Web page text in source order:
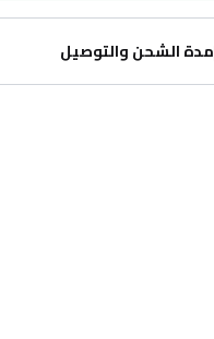
مدة الشحن والتوصيل